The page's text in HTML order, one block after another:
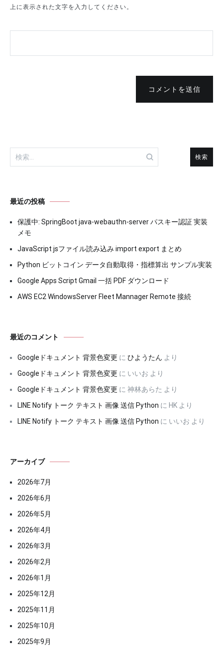
上に表示された文字を入力してください。
コメントを送信
検
索:
最近の投稿
保護中: SpringBoot java-webauthn-server パスキー認証 実装
メモ
JavaScript jsファイル読み込み import export まとめ
Python ビットコイン データ自動取得・指標算出 サンプル実装
Google Apps Script Gmail 一括 PDF ダウンロード
AWS EC2 WindowsServer Fleet Mannager Remote 接続
最近のコメント
Googleドキュメント 背景色変更 に ひようたん より
Googleドキュメント 背景色変更 に いいお より
Googleドキュメント 背景色変更 に 神林あらた より
LINE Notify トーク テキスト 画像 送信 Python に HK より
LINE Notify トーク テキスト 画像 送信 Python に いいお より
アーカイブ
2026年7月
2026年6月
2026年5月
2026年4月
2026年3月
2026年2月
2026年1月
2025年12月
2025年11月
2025年10月
2025年9月